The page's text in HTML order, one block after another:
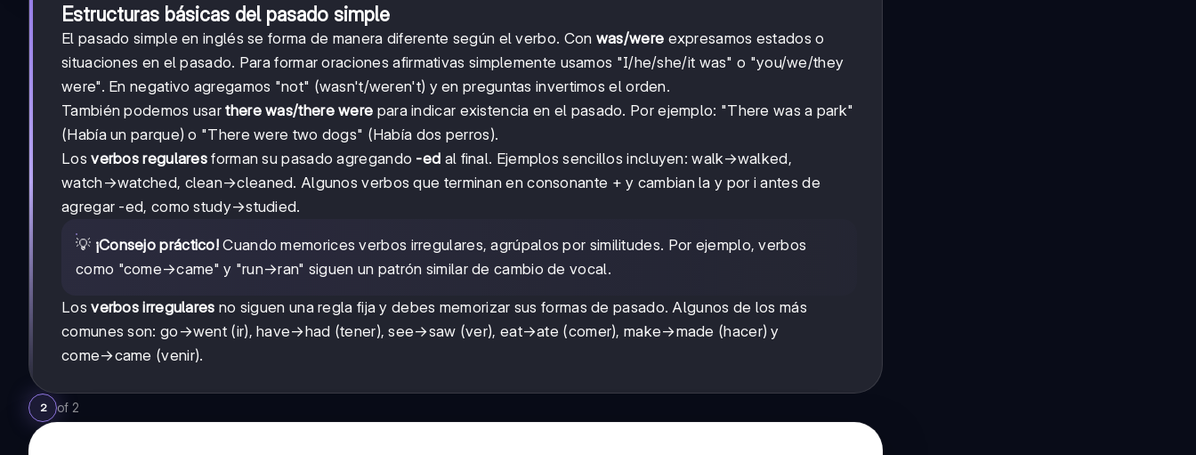
Estructuras básicas del pasado simple
El pasado simple en inglés se forma de manera diferente según el verbo. Con was/were expresamos estados o
situaciones en el pasado. Para formar oraciones afirmativas simplemente usamos "I/he/she/it was" o "you/we/they
were". En negativo agregamos "not" (wasn't/weren't) y en preguntas invertimos el orden.
También podemos usarthere was/there were para indicar existencia en el pasado. Por ejemplo: "There was a park"
(Había un parque) o "There were two dogs" (Había dos perros).
Losverbos regulares forman su pasado agregando -ed al final. Ejemplos sencillos incluyen: walk→walked,
watch→watched, clean→cleaned. Algunos verbos que terminan en consonante + y cambian la y por i antes de
agregar -ed, como study→studied.
💡 ¡Consejo práctico! Cuando memorices verbos irregulares, agrúpalos por similitudes. Por ejemplo, verbos
como "come→came" y "run→ran" siguen un patrón similar de cambio de vocal.
Losverbos irregulares no siguen una regla fija y debes memorizar sus formas de pasado. Algunos de los más
comunes son: go→went (ir), have→had (tener), see→saw (ver), eat→ate (comer), make→made (hacer) y
come→came (venir).
2 of 2